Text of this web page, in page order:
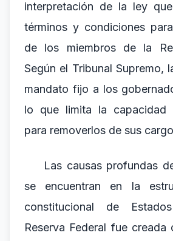
interpretación de la ley
términos y condiciones
de los miembros de la
Según el Tribunal Supremo,
mandato fijo a los
lo que limita la capacidad
para removerlos de sus
Las causas profundas
se encuentran en la
constitucional de
Reserva Federal fue